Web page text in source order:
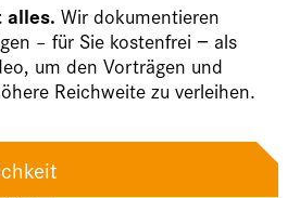
alles. Wir dokumentieren
– für Sie kostenfrei − als
um den Vorträgen und
Reichweite zu verleihen.